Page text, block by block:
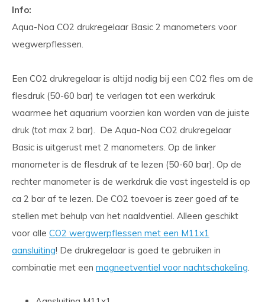
Info:
Aqua-Noa CO2 drukregelaar Basic 2 manometers voor
wegwerpflessen.
Een CO2 drukregelaar is altijd nodig bij een CO2 fles om de
flesdruk (50-60 bar) te verlagen tot een werkdruk
waarmee het aquarium voorzien kan worden van de juiste
druk (tot max 2 bar). De Aqua-Noa CO2 drukregelaar
Basic is uitgerust met 2 manometers. Op de linker
manometer is de flesdruk af te lezen (50-60 bar). Op de
rechter manometer is de werkdruk die vast ingesteld is op
ca 2 bar af te lezen. De CO2 toevoer is zeer goed af te
stellen met behulp van het naaldventiel. Alleen geschikt
voor alle CO2 wergwerpflessen met een M11x1
aansluiting! De drukregelaar is goed te gebruiken in
combinatie met een magneetventiel voor nachtschakeling.